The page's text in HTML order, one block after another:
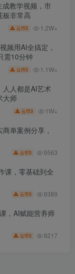
教学视频，市
板非常高
云币3 1.2W+
频用AI全搞定，
需10分钟
云币3 1.1W+
人人都是AI艺术
大师
云币3 1W+
单案例分享，
云币3 9563
课，零基础到全
云币3 9389
，AI赋能营养师
云币3 9217